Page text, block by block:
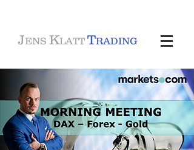
JENS KLATT TRADING